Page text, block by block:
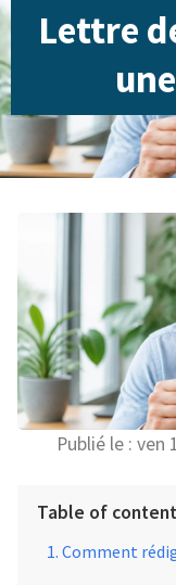
Lettre
Publié le : ven
Table of
Comment